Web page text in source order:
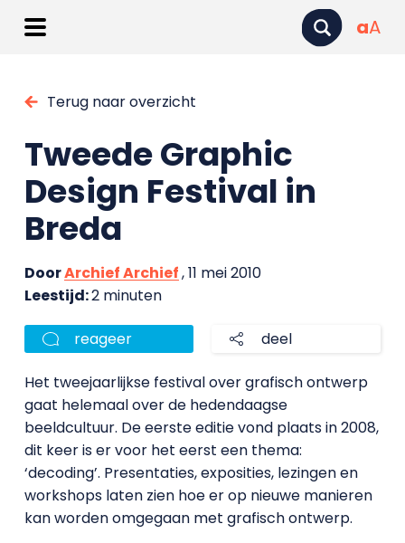
aA
Terug naar overzicht
Tweede Graphic
Design Festival in
Breda
DoorArchief Archief, 11 mei 2010
Leestijd:2 minuten
reageer deel
Het tweejaarlijkse festival over grafisch ontwerp
gaat helemaal over de hedendaagse
beeldcultuur. De eerste editie vond plaats in 2008,
dit keer is er voor het eerst een thema:
‘decoding’. Presentaties, exposities, lezingen en
workshops laten zien hoe er op nieuwe manieren
kan worden omgegaan met grafisch ontwerp.